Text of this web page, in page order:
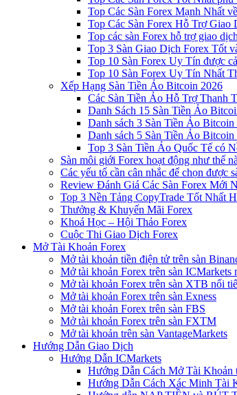
Top Các Sàn Forex Mạnh Nhất
Top Các Sàn Forex Hỗ Trợ
Top các sàn Forex hỗ trợ giao
Top 3 Sàn Giao Dịch Forex Tốt
Top 10 Sàn Forex Uy Tín được
Top 10 Sàn Forex Uy Tín Nhất
Xếp Hạng Sàn Tiền Ảo Bitcoin 2026
Các Sàn Tiền Ảo Hỗ Trợ Thanh
Danh Sách 15 Sàn Tiền Ảo
Danh sách 3 Sàn Tiền Ảo
Danh sách 5 Sàn Tiền Ảo
Top 3 Sàn Tiền Ảo Quốc Tế có
Sàn môi giới Forex hoạt động như thế
Các yếu tố cần cân nhắc để chọn được
Review Đánh Giá Các Sàn Forex Mới
Top 3 Nền Tảng CopyTrade Tốt Nhất
Thưởng & Khuyến Mãi Forex
Khoá Học – Hội Thảo Forex
Cuộc Thi Giao Dịch Forex
Mở Tài Khoản Forex
Mở tài khoản tiền điện tử trên sàn
Mở tài khoản Forex trên sàn ICMarkets
Mở tài khoản Forex trên sàn XTB nổi
Mở tài khoản Forex trên sàn Exness
Mở tài khoản Forex trên sàn FBS
Mở tài khoản Forex trên sàn FXTM
Mở tài khoản trên sàn VantageMarkets
Hướng Dẫn Giao Dịch
Hướng Dẫn ICMarkets
Hướng Dẫn Cách Mở Tài Khoản
Hướng Dẫn Cách Xác Minh Tài